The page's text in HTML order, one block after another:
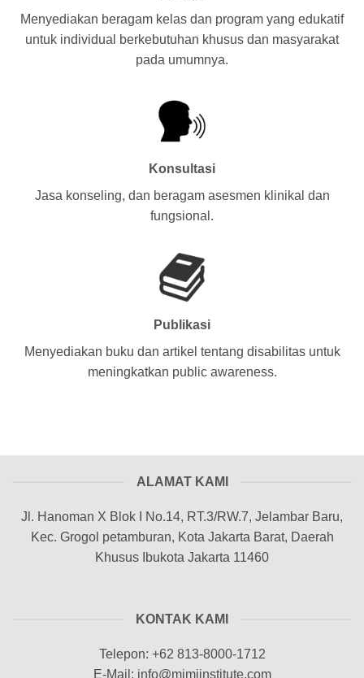
Menyediakan beragam kelas dan program yang edukatif
untuk individual berkebutuhan khusus dan masyarakat
pada umumnya.
Konsultasi
Jasa konseling, dan beragam asesmen klinikal dan
fungsional.
Publikasi
Menyediakan buku dan artikel tentang disabilitas untuk
meningkatkan public awareness.
ALAMAT KAMI
Jl. Hanoman X Blok I No.14, RT.3/RW.7, Jelambar Baru,
Kec. Grogol petamburan, Kota Jakarta Barat, Daerah
Khusus Ibukota Jakarta 11460
KONTAK KAMI
Telepon: +62 813-8000-1712
E-Mail: info@mimiinstitute.com